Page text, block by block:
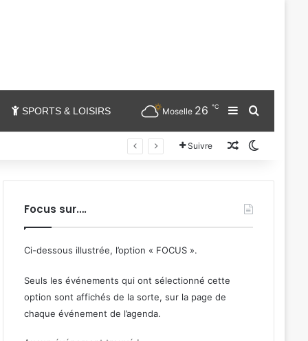
SPORTS & LOISIRS Moselle 26℃ SidebarChercher
Suivre Un article au
Focus sur….
Ci-dessous illustrée, l’option « FOCUS ».
Seuls les événements qui ont sélectionné cette
option sont affichés de la sorte, sur la page de
chaque événement de l’agenda.